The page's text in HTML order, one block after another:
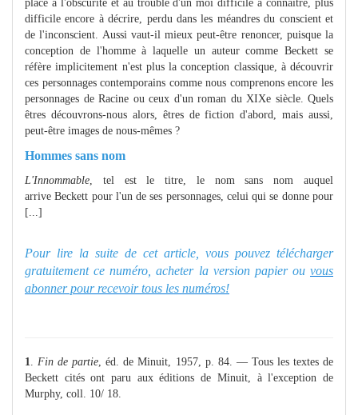
place à l'obscurité et au trouble d'un moi difficile à connaître, plus
difficile encore à décrire, perdu dans les méandres du conscient et
de l'inconscient. Aussi vaut-il mieux peut-être renoncer, puisque la
conception de l'homme à laquelle un auteur comme Beckett se
réfère implicitement n'est plus la conception classique, à découvrir
ces personnages contemporains comme nous comprenons encore les
personnages de Racine ou ceux d'un roman du XIXe siècle. Quels
êtres découvrons-nous alors, êtres de fiction d'abord, mais aussi,
peut-être images de nous-mêmes ?
Hommes sans nom
L'Innommable , tel est le titre, le nom sans nom auquel
arrive Beckett pour l'un de ses personnages, celui qui se donne pour
[...]
Pour lire la suite de cet article, vous pouvez télécharger
gratuitement ce numéro, acheter la version papier ou vous
abonner pour recevoir tous les numéros!
1 Fin de partie , éd. de Minuit, 1957, p. 84. — Tous les textes de
Beckett cités ont paru aux éditions de Minuit, à l'exception de
Murphy, coll. 10/ 18.